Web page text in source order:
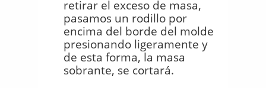
retirar el exceso de masa,
pasamos un rodillo por
encima del borde del molde
presionando ligeramente y
de esta forma, la masa
sobrante, se cortará.